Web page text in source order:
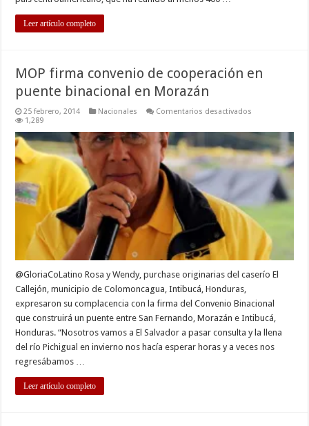
Leer artículo completo
MOP firma convenio de cooperación en
puente binacional en Morazán
25 febrero, 2014 Nacionales Comentarios desactivados
convenio
de
cooperación
en
binacional
Morazán
1,289
@GloriaCoLatino Rosa y Wendy, purchase originarias del caserío El
Callejón, municipio de Colomoncagua, Intibucá, Honduras,
expresaron su complacencia con la firma del Convenio Binacional
que construirá un puente entre San Fernando, Morazán e Intibucá,
Honduras. “Nosotros vamos a El Salvador a pasar consulta y la llena
del río Pichigual en invierno nos hacía esperar horas y a veces nos
regresábamos …
Leer artículo completo